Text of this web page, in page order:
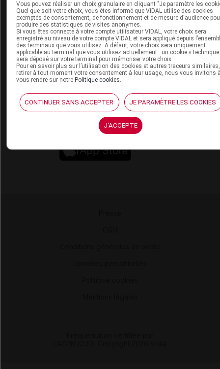
Service client
Contact
Aide
Espace partenaires
Éditeurs de logiciel
VIDAL sur votre site
Vidal Mobile
Vous pouvez réaliser un choix granulaire en cliquant "Je paramètre les
Quel que soit votre choix, vous êtes informé que VIDAL utilise des cookies
exemptés de consentement, de fonctionnement et de mesure d'audience
produire des statistiques de visites anonymes.
Si vous êtes connecté à votre compte utilisateur VIDAL, votre choix sera
enregistré au niveau de votre compte VIDAL et sera appliqué depuis
des terminaux que vous utilisez. A défaut, votre choix sera uniquement
applicable au terminal que vous utilisez actuellement : un cookie « technique
sera déposé sur votre terminal pour mémoriser votre choix.
Pour en savoir plus sur l’utilisation des cookies et autres traceurs
retirer à tout moment votre consentement à leur usage, nous vous invitons
vous rendre sur notre Politique cookies.
CONTINUER SANS ACCEPTER JE PARAMÈTRE LES COOKIES
J'ACCEPTE